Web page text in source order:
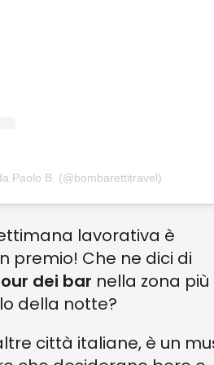
Paolo B. (@bombarettitravel)
lavorativa è
premio! Che ne dici di
dei bar nella zona più
della notte?
città italiane, è un